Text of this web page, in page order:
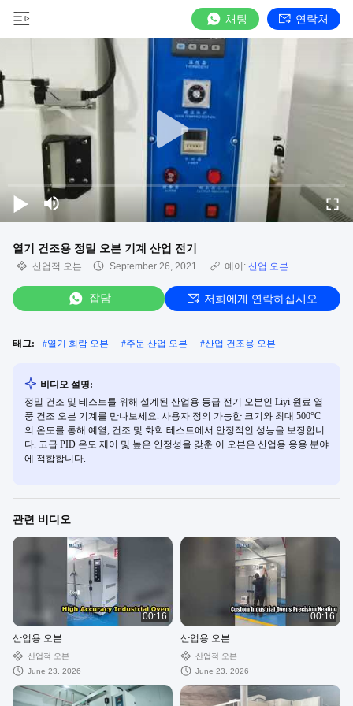
채팅 연락처
열기 건조용 정밀 오븐 기계 산업 전기
산업적 오븐 September 26, 2021 예어: 산업 오븐
잡담 저희에게 연락하십시오
태그: #열기 회람 오븐 #주문 산업 오븐 #산업 건조용 오븐
비디오 설명:
정밀 건조 및 테스트를 위해 설계된 산업용 등급 전기 오븐인 Liyi 원료 열
풍 건조 오븐 기계를 만나보세요. 사용자 정의 가능한 크기와 최대 500°C
의 온도를 통해 예열, 건조 및 화학 테스트에서 안정적인 성능을 보장합니
다. 고급 PID 온도 제어 및 높은 안정성을 갖춘 이 오븐은 산업용 응용 분야
에 적합합니다.
관련 비디오
00:16
산업용 오븐
산업적 오븐
June 23, 2026
00:16
산업용 오븐
산업적 오븐
June 23, 2026